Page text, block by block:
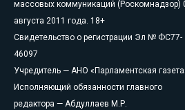
массовых коммуникаций (Роскомнадзор)
августа 2011 года. 18+
Свидетельство о регистрации Эл № ФС77-
46097
Учредитель — АНО «Парламентская
Исполняющий обязанности главного
редактора — Абдуллаев М.Р.